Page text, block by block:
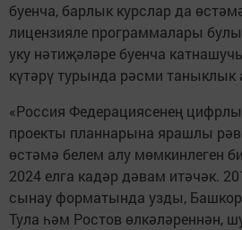
буенча, барлык курслар да
лицензияле программалары
уку нәтиҗәләре буенча
күтәрү турында рәсми таныклык
«Россия Федерациясенең
проекты планнарына ярашлы
өстәмә белем алу мөмкинлеген
2024 елга кадәр дәвам итәчәк.
сынау форматында узды,
Тула һәм Ростов өлкәләреннән,